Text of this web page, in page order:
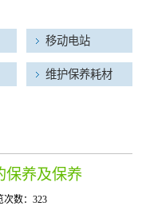
保养及保养
次数：323
移动电站
维护保养耗材